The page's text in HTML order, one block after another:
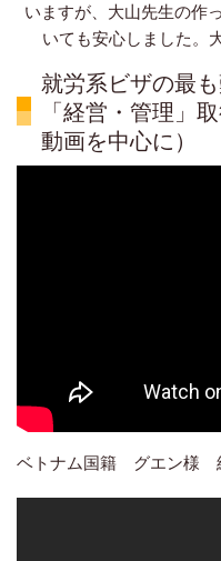
いますが、大山先生の作
いても安心しました。
就労系ビザの最
「経営・管理」
動画を中心に）
ベトナム国籍 グエン様